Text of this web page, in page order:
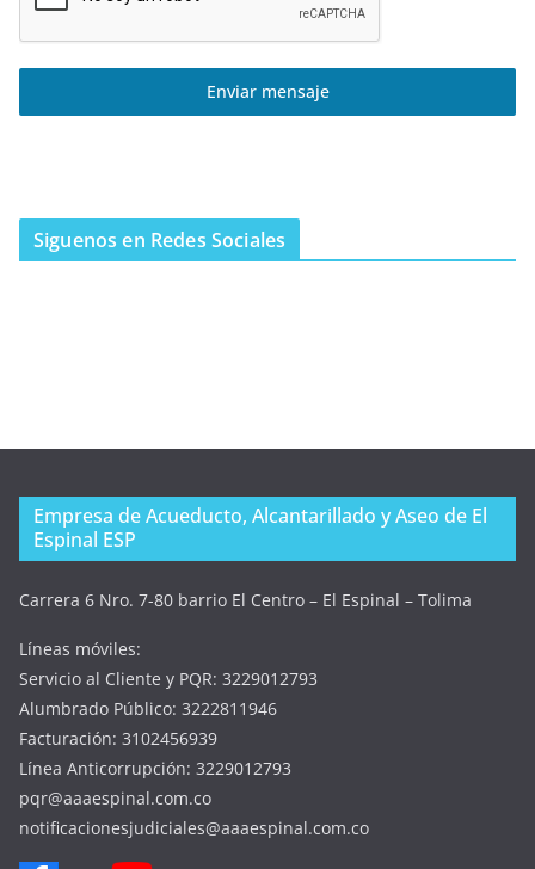
Enviar mensaje
Siguenos en Redes Sociales
Empresa de Acueducto, Alcantarillado y Aseo de El
Espinal ESP
Carrera 6 Nro. 7-80 barrio El Centro – El Espinal – Tolima
Líneas móviles:
Servicio al Cliente y PQR: 3229012793
Alumbrado Público: 3222811946
Facturación: 3102456939
Línea Anticorrupción: 3229012793
pqr@aaaespinal.com.co
notificacionesjudiciales@aaaespinal.com.co